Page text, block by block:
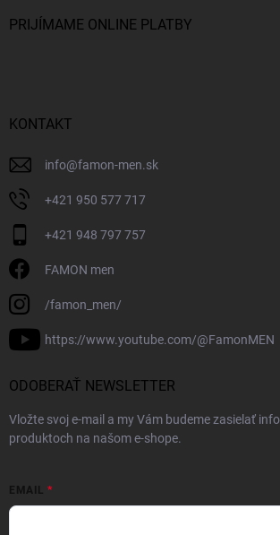
PRIJÍMAME ONLINE PLATBY
KONTAKT
info@famon-men.sk
+421 950 577 717
+421 948 797 757
FAMON men
/famon_men/
https://www.youtube.com/@FamonMEN
ODOBERAŤ NEWSLETTER
Vložte svoj e-mail a my Vám budeme zasielať
produktoch na našom e-shope.
EMAIL